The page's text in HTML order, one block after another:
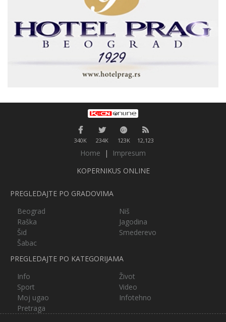
340K 234K 123K 12,123
Home |
Impresum
KOPERNIKUS ONLINE
PREGLEDAJTE PO GRADOVIMA
Beograd
Niš
Raška
Jagodina
Šid
Smederevo
Šabac
PREGLEDAJTE PO KATEGORIJAMA
Info
Život
Sport
Video
Moj ugao
Infotehno
Pretraga